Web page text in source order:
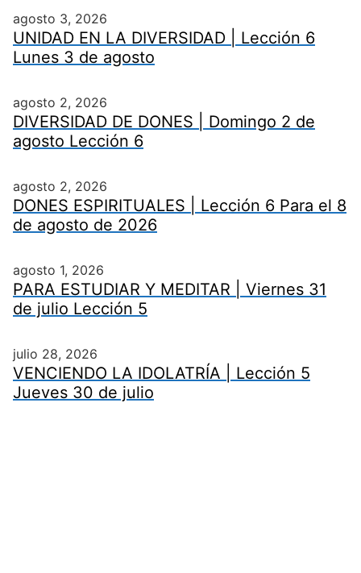
agosto 3, 2026
UNIDAD EN LA DIVERSIDAD | Lección 6
Lunes 3 de agosto
agosto 2, 2026
DIVERSIDAD DE DONES | Domingo 2 de
agosto Lección 6
agosto 2, 2026
DONES ESPIRITUALES | Lección 6 Para el 8
de agosto de 2026
agosto 1, 2026
PARA ESTUDIAR Y MEDITAR | Viernes 31
de julio Lección 5
julio 28, 2026
VENCIENDO LA IDOLATRÍA | Lección 5
Jueves 30 de julio